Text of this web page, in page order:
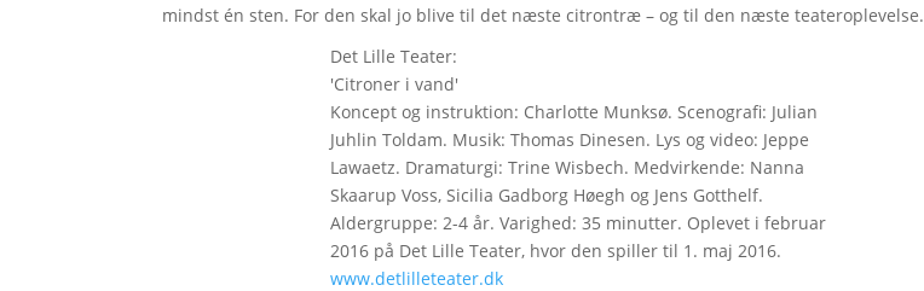
mindst én sten. For den skal jo blive til det næste citrontræ – og til den næste teateroplevelse.
Det Lille Teater:
'Citroner i vand'
Koncept og instruktion: Charlotte Munksø. Scenografi: Julian
Juhlin Toldam. Musik: Thomas Dinesen. Lys og video: Jeppe
Lawaetz. Dramaturgi: Trine Wisbech. Medvirkende: Nanna
Skaarup Voss, Sicilia Gadborg Høegh og Jens Gotthelf.
Aldergruppe: 2-4 år. Varighed: 35 minutter. Oplevet i februar
2016 på Det Lille Teater, hvor den spiller til 1. maj 2016.
www.detlilleteater.dk